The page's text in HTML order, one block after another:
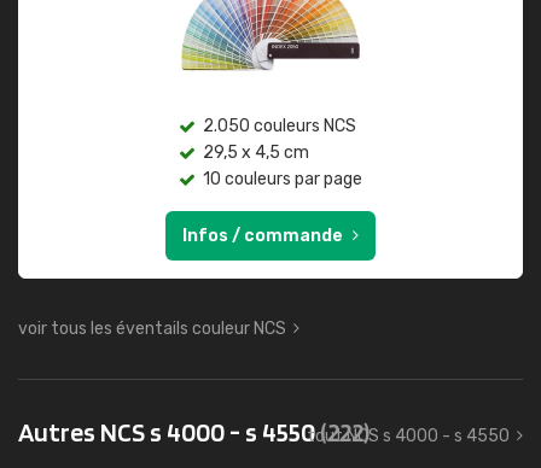
2.050 couleurs NCS
29,5 x 4,5 cm
10 couleurs par page
Infos / commande
voir tous les éventails couleur NCS
Autres NCS s 4000 - s 4550(222)
tout NCS s 4000 - s 4550